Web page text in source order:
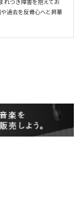
れつき障害を抱えてお
過去を反骨心へと昇華